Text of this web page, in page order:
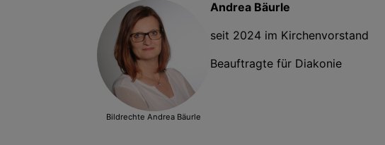
Bildrechte Andrea Bäurle
Andrea Bäurle
seit 2024 im Kirchenvorstand
Beauftragte für Diakonie